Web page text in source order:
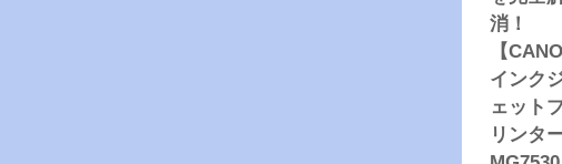
消！
【
インク
ェット
リンタ